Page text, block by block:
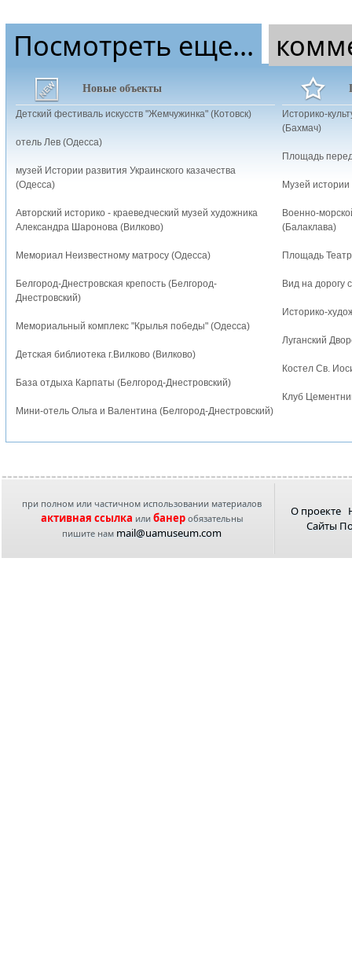
Посмотреть еще...
Новые объекты
Детский фестиваль искусств "Жемчужинка" (Котовск)
отель Лев (Одесса)
музей Истории развития Украинского казачества
(Одесса)
Авторский историко - краеведческий музей художника
Александра Шаронова (Вилково)
Мемориал Неизвестному матросу (Одесса)
Белгород-Днестровская крепость (Белгород-
Днестровский)
Мемориальный комплекс "Крылья победы" (Одесса)
Детская библиотека г.Вилково (Вилково)
База отдыха Карпаты (Белгород-Днестровский)
Мини-отель Ольга и Валентина (Белгород-Днестровский)
Историко-
(Бахмач)
Площадь
Музей истории
Военно-
(Балаклава)
Площадь
Вид на дорогу
Историко-
Луганский
Костел Св.
Клуб
при полном или частичном использовании материалов
активная ссылка или банеробязательны
пишите нам mail@uamuseum.com
О проекте
Сайты